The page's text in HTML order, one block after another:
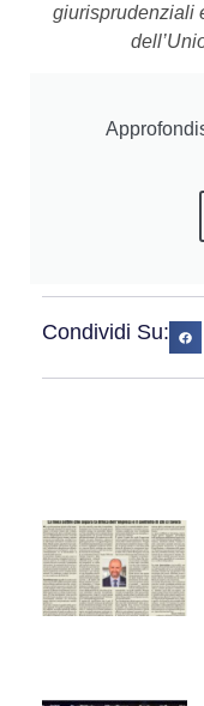
giurisprudenziali
Condividi Su: